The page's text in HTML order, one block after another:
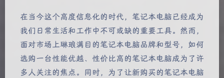
在当今这个高度信息化的时代，笔记本电脑已经成为
我们日常生活和工作中不可或缺的重要工具。然而，
面对市场上琳琅满目的笔记本电脑品牌和型号，如何
选购一台性能优越、性价比高的笔记本电脑成为了许
多人关注的焦点。同时，为了让新购买的笔记本电脑